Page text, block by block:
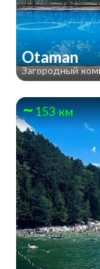
Otaman
Загородный
153 км